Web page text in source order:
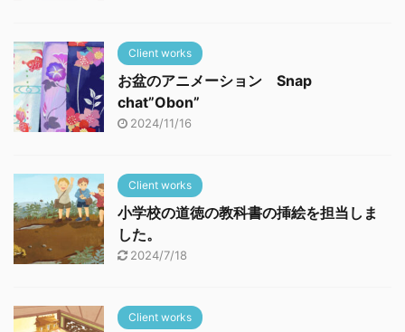
Client works
お盆のアニメーション Snap
chat”Obon”
2024/11/16
Client works
小学校の道徳の教科書の挿絵を担当しま
した。
2024/7/18
Client works